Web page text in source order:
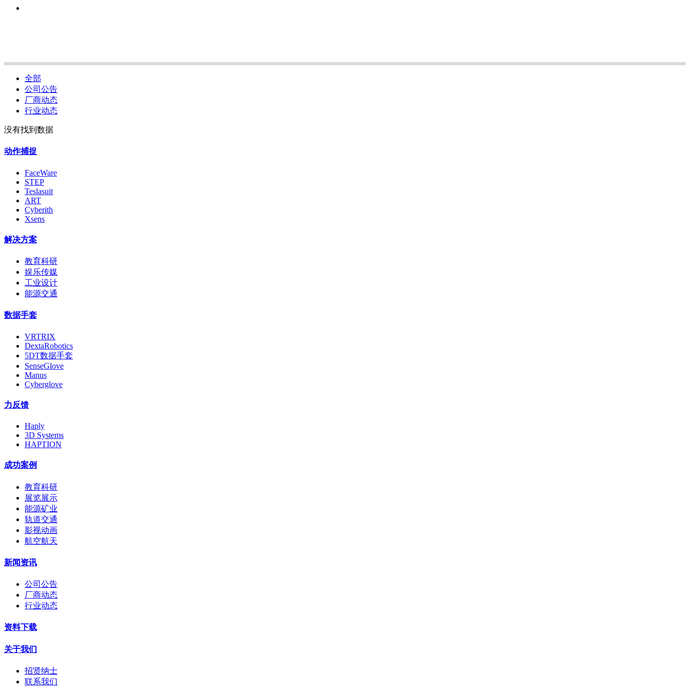
全部
公司公告
厂商动态
行业动态
没有找到数据
动作捕捉
FaceWare
STEP
Teslasuit
ART
Cyberith
Xsens
解决方案
教育科研
娱乐传媒
工业设计
能源交通
数据手套
VRTRIX
DextaRobotics
5DT数据手套
SenseGlove
Manus
Cyberglove
力反馈
Haply
3D Systems
HAPTION
成功案例
教育科研
展览展示
能源矿业
轨道交通
影视动画
航空航天
新闻资讯
公司公告
厂商动态
行业动态
资料下载
关于我们
招贤纳士
联系我们